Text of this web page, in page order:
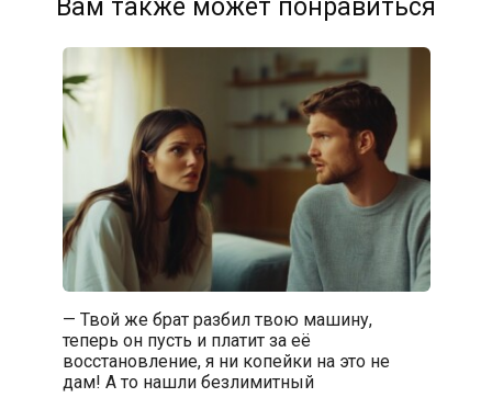
Вам также может понравиться
— Твой же брат разбил твою машину,
теперь он пусть и платит за её
восстановление, я ни копейки на это не
дам! А то нашли безлимитный